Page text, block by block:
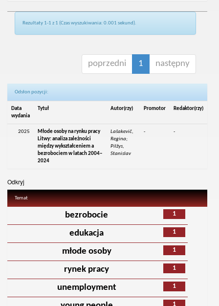
Rezultaty 1-1 z 1 (Czas wyszukiwania: 0.001 sekund).
poprzedni 1 następny
Odsłon pozycji:
Data
wydania
Tytuł Autor(rzy) Promotor Redaktor(rzy)
2025
Młode osoby na rynku pracy
Litwy: analiza zależności
między wykształceniem a
bezrobociem w latach 2004–
2024
Lašakevič,
Regina;
Pilžys,
Stanislav
- -
Odkryj
Temat
1
bezrobocie
1
edukacja
1
młode osoby
1
rynek pracy
1
unemployment
1